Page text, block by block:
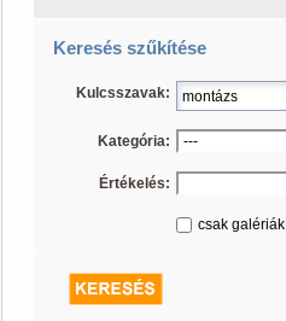
Keresés szűkítése
Kulcsszavak:
Kategória:
Értékelés:
csak galériák